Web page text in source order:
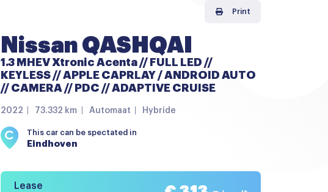
Print
Nissan QASHQAI
1.3 MHEV Xtronic Acenta // FULL LED //
KEYLESS // APPLE CAPRLAY / ANDROID AUTO
// CAMERA // PDC // ADAPTIVE CRUISE
2022 73.332 km Automaat Hybride
Lease
This car can be spectated in
Eindhoven